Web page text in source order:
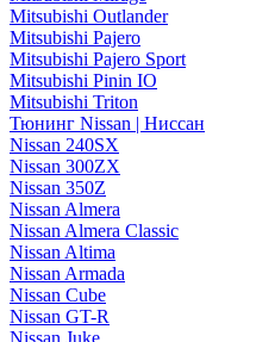
Mitsubishi Outlander
Mitsubishi Pajero
Mitsubishi Pajero Sport
Mitsubishi Pinin IO
Mitsubishi Triton
Тюнинг Nissan | Ниссан
Nissan 240SX
Nissan 300ZX
Nissan 350Z
Nissan Almera
Nissan Almera Classic
Nissan Altima
Nissan Armada
Nissan Cube
Nissan GT-R
Nissan Juke